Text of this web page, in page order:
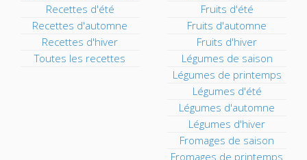
Recettes d'été
Recettes d'automne
Recettes d'hiver
Toutes les recettes
Fruits d'été
Fruits d'automne
Fruits d'hiver
Légumes de saison
Légumes de printemps
Légumes d'été
Légumes d'automne
Légumes d'hiver
Fromages de saison
Fromages de printemps